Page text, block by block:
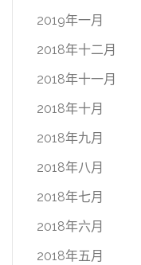
2019年一月
2018年十二月
2018年十一月
2018年十月
2018年九月
2018年八月
2018年七月
2018年六月
2018年五月